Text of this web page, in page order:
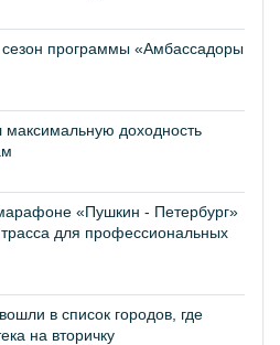
программы «Амбассадоры
максимальную доходность
«Пушкин - Петербург»
для профессиональных
в список городов, где
на вторичку